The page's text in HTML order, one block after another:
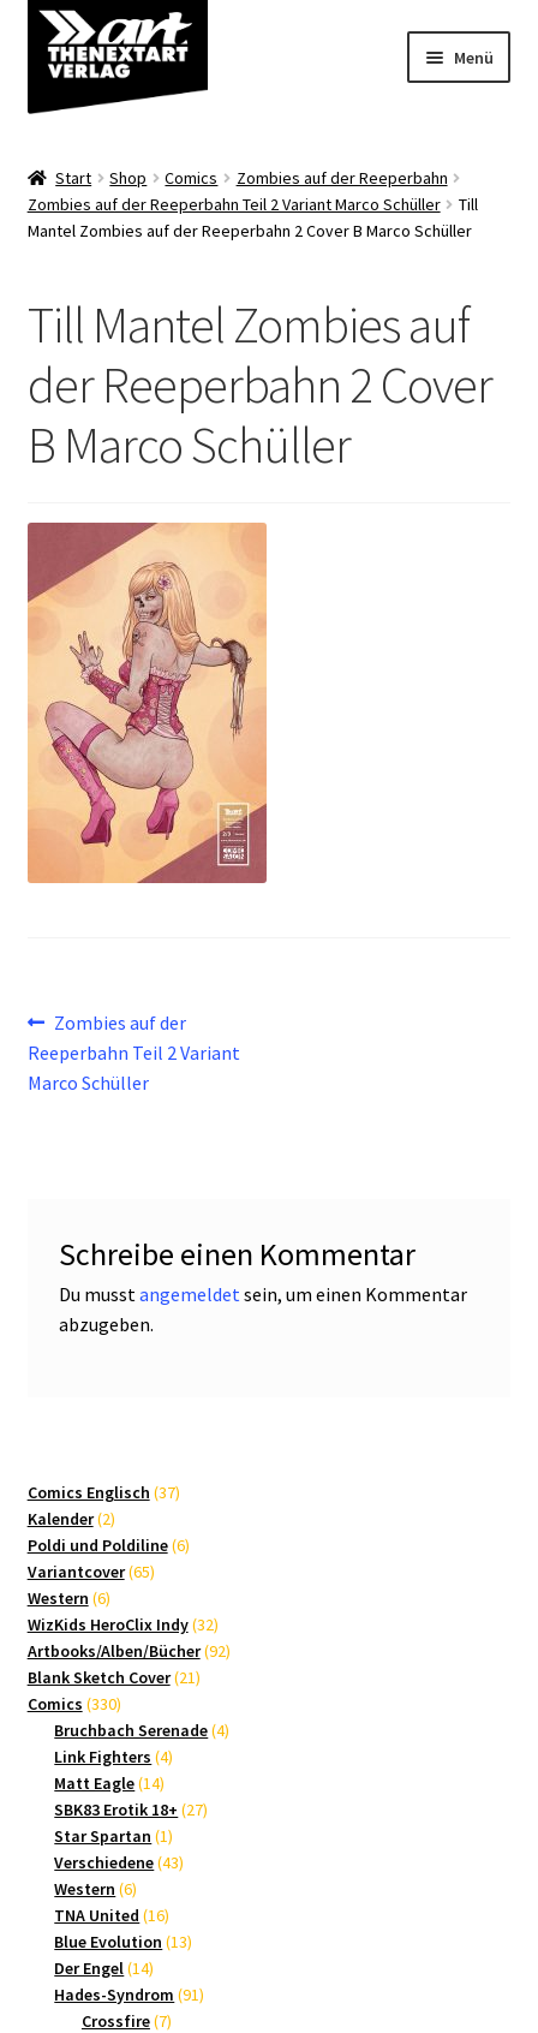
Zur
Navigation
springen
Zum
Inhalt
springen
Menü
Shop
öffnen
Start Shop Comics
Zombies auf der Reeperbahn
Zombies auf der Reeperbahn Teil 2 Variant Marco Schüller
Till
Mantel Zombies auf der Reeperbahn 2 Cover B Marco Schüller
Till Mantel Zombies auf
der Reeperbahn 2 Cover
B Marco Schüller
Beitragsnavigation
Vorheriger
Beitrag:
Zombies auf der
Reeperbahn Teil 2 Variant
Marco Schüller
Schreibe einen Kommentar
Du musst angemeldet sein, um einen Kommentar
abzugeben.
Comics Englisch 3737
Kalender 22
Produkte
Poldi und Poldiline 66
Variantcover 6565
Western 66
Produkte
WizKids HeroClix Indy 3232
Produkte
Artbooks/Alben/Bücher 9292
Blank Sketch Cover 2121
Comics 330330
Produkte
Bruchbach Serenade 44
Link Fighters 44
Matt Eagle 1414
Produkte
SBK83 Erotik 18+ 2727
Star Spartan 11
Produkt
Verschiedene 4343
Western 66
Produkte
TNA United 1616
Produkte
Blue Evolution 1313
Der Engel 1414
Produkte
Hades-Syndrom 9191
Crossfire 77